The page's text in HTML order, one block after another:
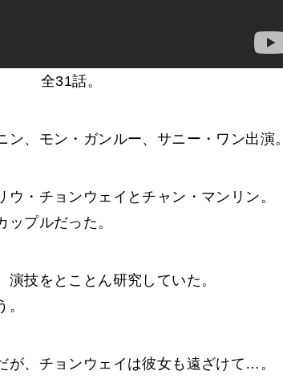
全31話。
、モン・ガンルー、サニー・ワン出演。
・チョンウェイとチャン・マンリン。
プルだった。
演技をとことん研究していた。
が、チョンウェイは彼女も遠ざけて…。